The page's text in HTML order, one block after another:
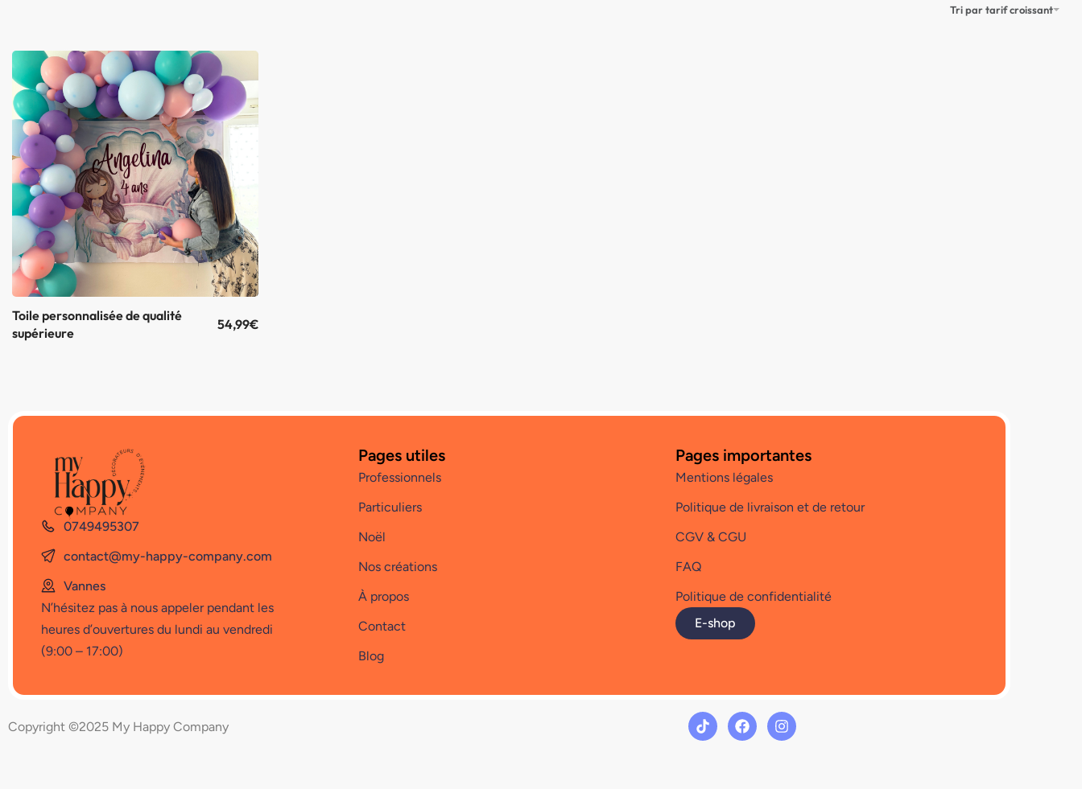
Tri par tarif croissant
Toile personnalisée de qualité
supérieure
54,99€
0749495307
contact@my-happy-company.com
Vannes
N’hésitez pas à nous appeler pendant les
heures d’ouvertures du lundi au vendredi
(9:00 – 17:00)
Pages utiles
Professionnels
Particuliers
Noël
Nos créations
À propos
Contact
Blog
Pages importantes
Mentions légales
Politique de livraison et de retour
CGV & CGU
FAQ
Politique de confidentialité
E-shop
Copyright ©2025 My Happy Company